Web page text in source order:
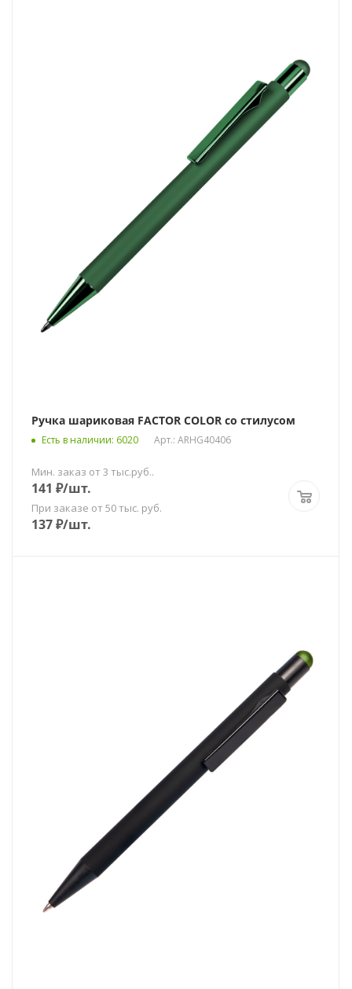
Ручка шариковая FACTOR COLOR со стилусом
Есть в наличии: 6020 Арт.: ARHG40406
Мин. заказ от 3 тыс.руб..
141 ₽/шт.
При заказе от 50 тыс. руб.
137₽/шт.